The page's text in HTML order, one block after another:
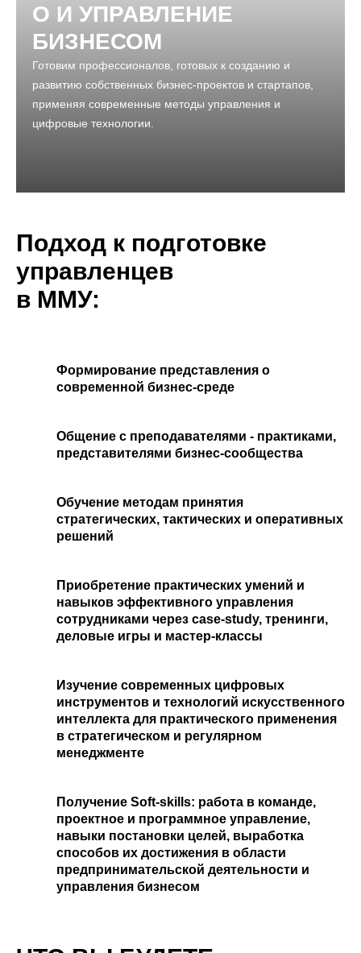
О И УПРАВЛЕНИЕ
БИЗНЕСОМ
Готовим профессионалов, готовых к созданию и
развитию собственных бизнес-проектов и стартапов,
применяя современные методы управления и
цифровые технологии.
Подход к подготовке
управленцев
в ММУ:
Формирование представления о
современной бизнес-среде
Общение с преподавателями - практиками,
представителями бизнес-сообщества
Обучение методам принятия
стратегических, тактических и оперативных
решений
Приобретение практических умений и
навыков эффективного управления
сотрудниками через case-study, тренинги,
деловые игры и мастер-классы
Изучение современных цифровых
инструментов и технологий искусственного
интеллекта для практического применения
в стратегическом и регулярном
менеджменте
Получение Soft-skills: работа в команде,
проектное и программное управление,
навыки постановки целей, выработка
способов их достижения в области
предпринимательской деятельности и
управления бизнесом